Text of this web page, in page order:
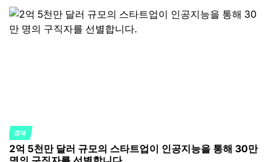
POSTED
IN
경제
2억 5천만 달러 규모의 스타트업이 인공지능을 통해 30만